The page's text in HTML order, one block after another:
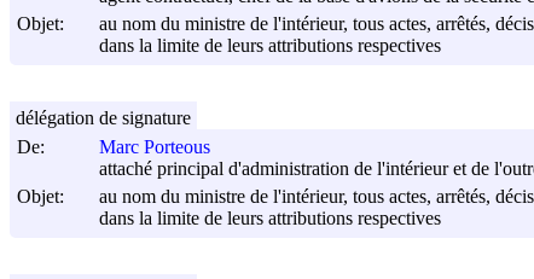
Objet:
au nom du ministre de l'intérieur, tous actes, arrêtés,
dans la limite de leurs attributions respectives
De:
Marc Porteous
attaché principal d'administration de l'intérieur et de
Objet:
au nom du ministre de l'intérieur, tous actes, arrêtés,
dans la limite de leurs attributions respectives
délégation de signature